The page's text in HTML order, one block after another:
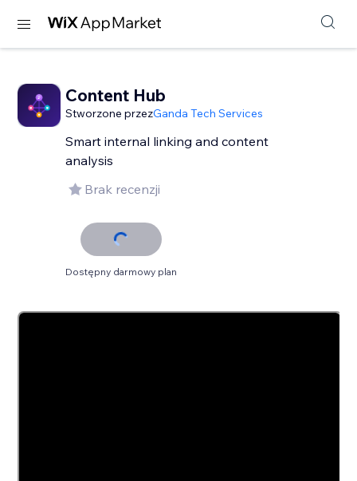
Content Hub
Stworzone przezGanda Tech Services
Smart internal linking and content
analysis
Brak recenzji
Dostępny darmowy plan